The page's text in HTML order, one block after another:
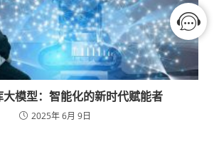
模型：智能化的新时代赋能者
2025年 6月 9日